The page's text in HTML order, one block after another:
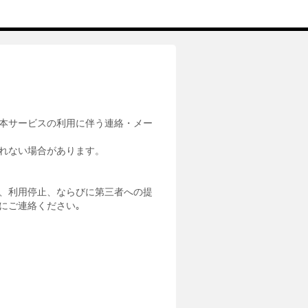
サービスの利用に伴う連絡・メー
い場合があります。
利用停止、ならびに第三者への提
ご連絡ください｡